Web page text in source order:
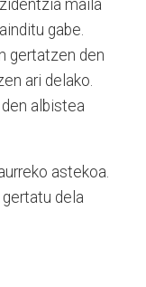
maila
gabe.
gertatzen den
ari delako.
albistea
astekoa.
gertatu dela